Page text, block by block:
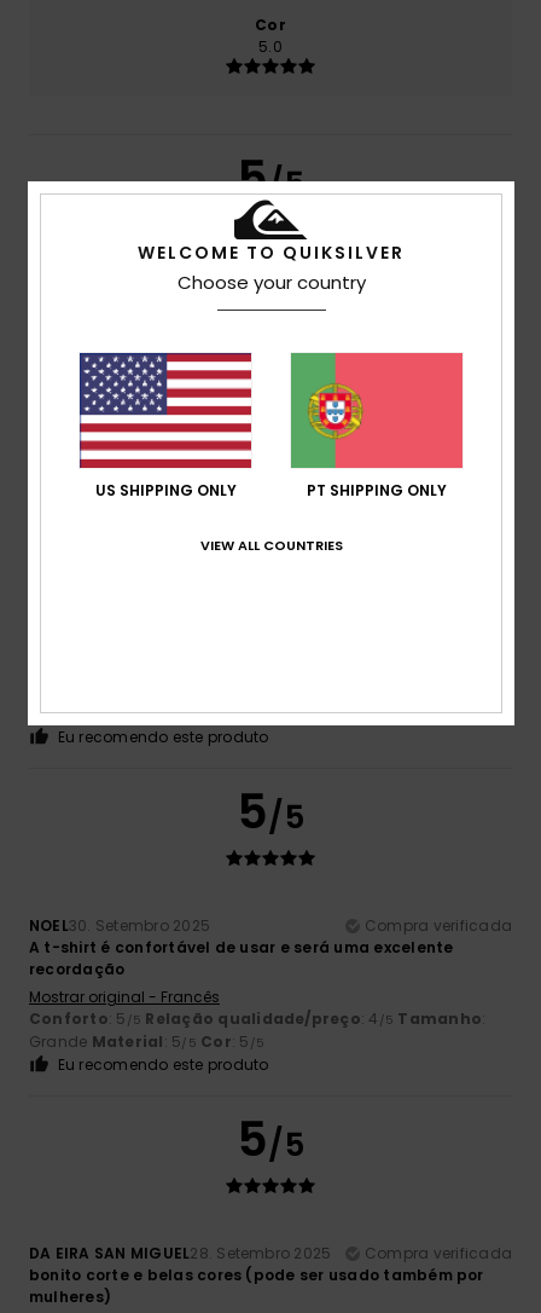
Cor
5.0
5/5
27. Outubro 2025
Compra verificada
Um bom produto e a importância de apoiar os comércios
Mostrar original - Francês
Conforto: 5/5 Relação qualidade/preço
Tamanho perfeitoMaterial: 5 Cor: 5/5
Eu recomendo este produto
5
Demasiado grandeMaterial: 5/5 Cor: 5/5
Eu recomendo este produto
5/5
NOEL30. Setembro 2025
Compra verificada
A t-shirt é confortável de usar e será uma excelente
recordação
Mostrar original - Francês
Conforto: 5 /5 Relação qualidade/preço: 4 /5 Tamanho:
Grande Material: 5/5 Cor: 5 /5
Eu recomendo este produto
5/5
DA EIRA SAN MIGUEL28. Setembro 2025
Compra verificada
bonito corte e belas cores (pode ser usado também por
mulheres)
WELCOME TO QUIKSILVER
Choose your country
US SHIPPING ONLY PT SHIPPING ONLY
VIEW ALL COUNTRIES